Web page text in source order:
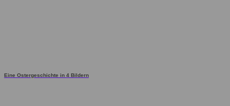
Eine Ostergeschichte in 4 Bildern